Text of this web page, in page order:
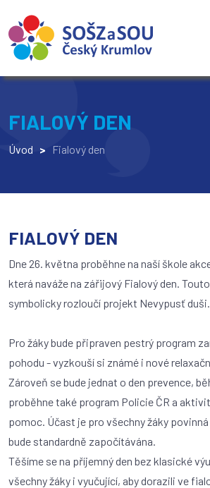
FIALOVÝ DEN
Úvod > Fialový den
FIALOVÝ DEN
Dne 26. května proběhne na naší škole
která naváže na zářijový Fialový den.
symbolicky rozloučí projekt Nevypusť duši.
Pro žáky bude připraven pestrý program
pohodu - vyzkouší si známé i nové
Zároveň se bude jednat o den prevence,
proběhne také program Policie ČR a
pomoc. Účast je pro všechny žáky
bude standardně započítávána.
Těšíme se na příjemný den bez klasické
všechny žáky i vyučující, aby dorazili ve